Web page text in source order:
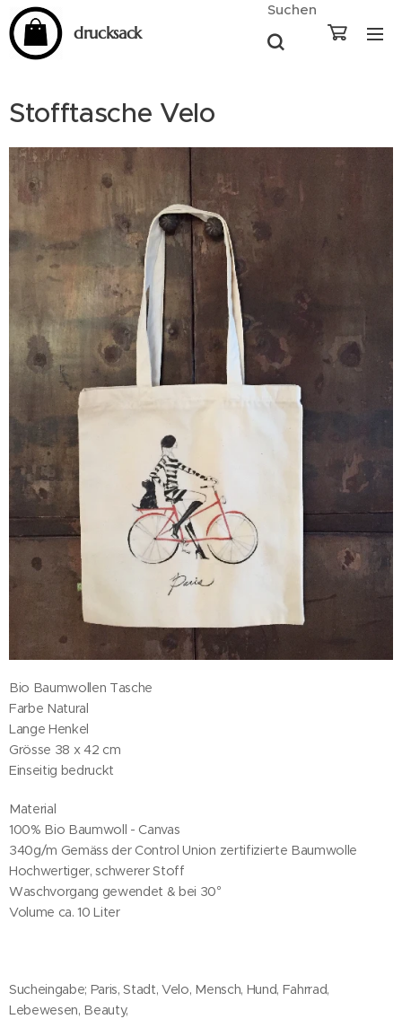
drucksack
Suchen
Stofftasche Velo
Bio Baumwollen Tasche
Farbe Natural
Lange Henkel
Grösse 38 x 42 cm
Einseitig bedruckt
Material
100% Bio Baumwoll - Canvas
340g/m Gemäss der Control Union zertifizierte Baumwolle
Hochwertiger, schwerer Stoff
Waschvorgang gewendet & bei 30°
Volume ca. 10 Liter
Sucheingabe; Paris, Stadt, Velo, Mensch, Hund, Fahrrad,
Lebewesen, Beauty,